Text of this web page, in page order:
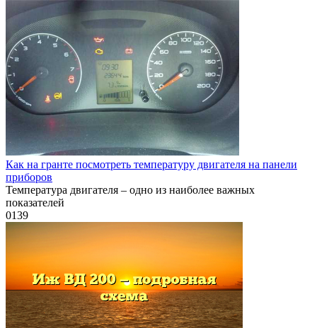
Как на гранте посмотреть температуру двигателя на панели
приборов
Температура двигателя – одно из наиболее важных
показателей
0139